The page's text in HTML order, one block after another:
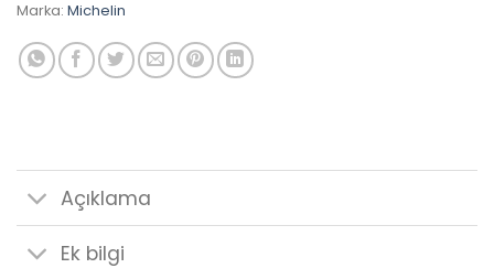
Marka: Michelin
Açıklama
Ek bilgi